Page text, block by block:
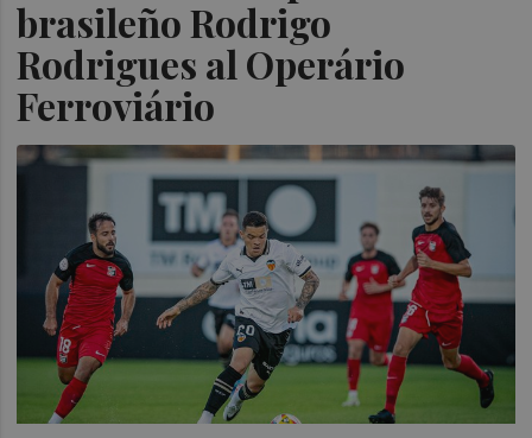
brasileño Rodrigo
Rodrigues al Operário
Ferroviário